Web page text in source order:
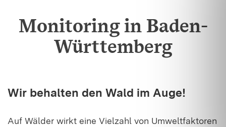
Monitoring in Baden-
Württemberg
Wir behalten den Wald im Auge!
Auf Wälder wirkt eine Vielzahl von Umweltfaktoren